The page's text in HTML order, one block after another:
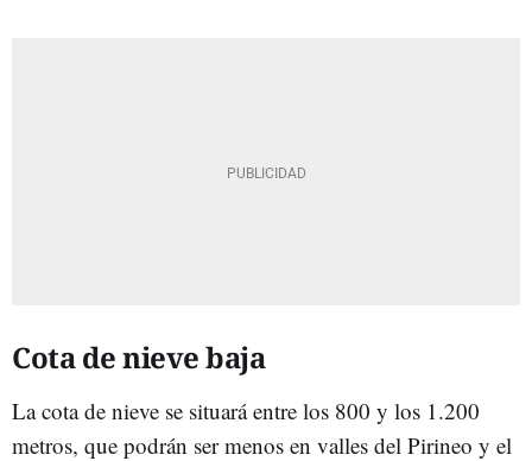
Cota de nieve baja
La cota de nieve se situará entre los 800 y los 1.200
metros, que podrán ser menos en valles del Pirineo y el